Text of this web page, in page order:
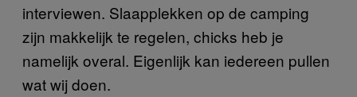
interviewen. Slaapplekken op de camping
zijn makkelijk te regelen, chicks heb je
namelijk overal. Eigenlijk kan iedereen pullen
wat wij doen.